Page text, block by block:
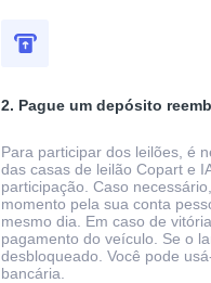
2. Pague um depósito
Para participar dos leilões, é
das casas de leilão Copart e
participação. Caso
momento pela sua conta
mesmo dia. Em caso de
pagamento do veículo. Se o
desbloqueado. Você pode
bancária.